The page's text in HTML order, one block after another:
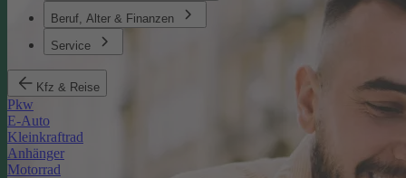
Beruf, Alter & Finanzen
Service
Kfz & Reise
Pkw
E-Auto
Kleinkraftrad
Anhänger
Motorrad